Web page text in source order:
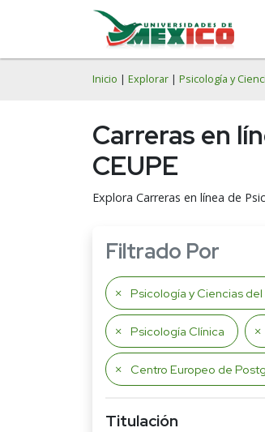
Inicio | Explorar | Psicología y
Carreras en
CEUPE
Explora Carreras en línea de
Filtrado Por
Psicología y Ciencias del
Psicología Clínica
Centro Europeo de
Titulación